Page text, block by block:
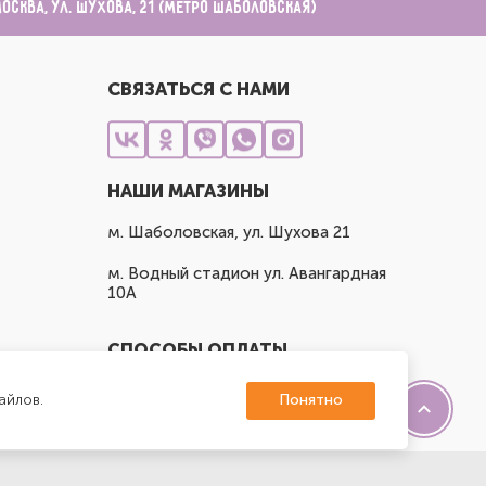
ул. Шухова, 21 (метро Шаболовская)
СВЯЗАТЬСЯ С НАМИ
НАШИ МАГАЗИНЫ
м. Шаболовская, ул. Шухова 21
м. Водный стадион ул. Авангардная
10А
СПОСОБЫ ОПЛАТЫ
Понятно